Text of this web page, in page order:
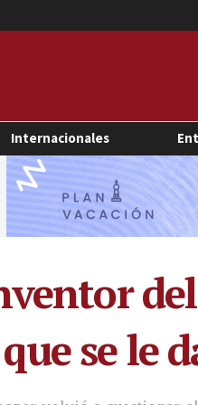
Internacionales
se le